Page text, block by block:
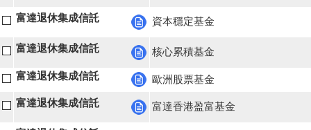
富達退休集成信託 資本穩定基金
富達退休集成信託 核心累積基金
富達退休集成信託 歐洲股票基金
富達退休集成信託 富達香港盈富基金